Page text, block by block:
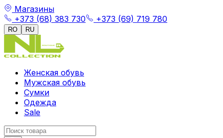
Магазины
+373 (68) 383 730
+373 (69) 719 780
RO RU
Женская обувь
Мужская обувь
Сумки
Одежда
Sale